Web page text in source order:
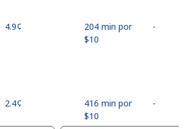
⁦4.9¢⁩
204 min por
⁦$10⁩
-
⁦2.4¢⁩
416 min por
⁦$10⁩
-